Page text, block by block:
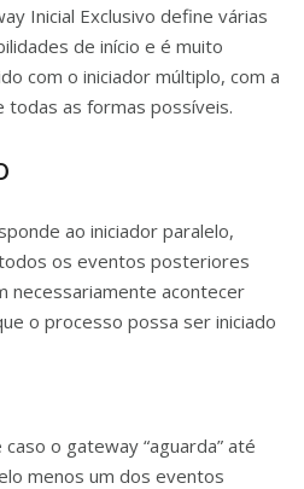
Inicial Exclusivo define várias
de início e é muito
com o iniciador múltiplo, com a
todas as formas possíveis.
ao iniciador paralelo,
os eventos posteriores
necessariamente acontecer
o processo possa ser iniciado
o gateway “aguarda” até
menos um dos eventos